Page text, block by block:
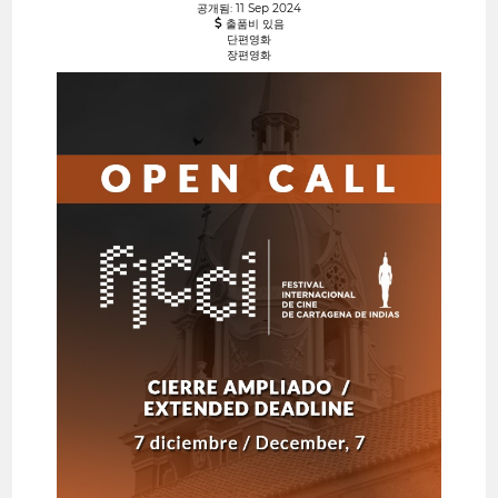
공개됨: 11 Sep 2024
출품비 있음
단편영화
장편영화